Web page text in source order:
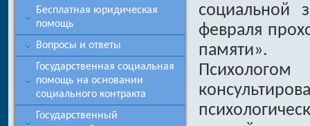
Бесплатная юридическая
помощь
Вопросы и ответы
Государственная социальная
помощь на основании
социального контракта
Государственный
социальной
февраля
памяти».